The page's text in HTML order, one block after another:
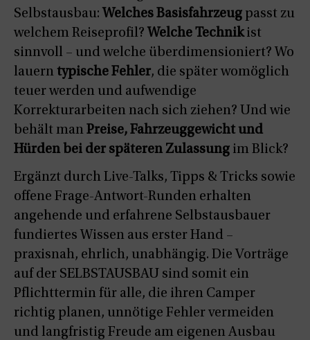
Selbstausbau: Welches Basisfahrzeug passt zu
welchem Reiseprofil? Welche Technikist
sinnvoll – und welche überdimensioniert? Wo
lauern typische Fehler, die später womöglich
teuer werden und aufwendige
Korrekturarbeiten nach sich ziehen? Und wie
behält man Preise, Fahrzeuggewicht und
Hürden bei der späteren Zulassung im Blick?
Ergänzt durch Live-Talks, Tipps & Tricks sowie
offene Frage-Antwort-Runden erhalten
angehende und erfahrene Selbstausbauer
fundiertes Wissen aus erster Hand –
praxisnah, ehrlich, unabhängig. Die Vorträge
auf der SELBSTAUSBAU sind somit ein
Pflichttermin für alle, die ihren Camper
richtig planen, unnötige Fehler vermeiden
und langfristig Freude am eigenen Ausbau